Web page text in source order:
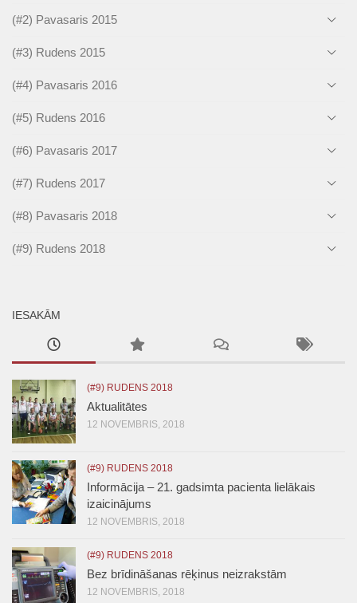
(#2) Pavasaris 2015
(#3) Rudens 2015
(#4) Pavasaris 2016
(#5) Rudens 2016
(#6) Pavasaris 2017
(#7) Rudens 2017
(#8) Pavasaris 2018
(#9) Rudens 2018
IESAKĀM
(#9) RUDENS 2018
Aktualitātes
12 NOVEMBRIS, 2018
(#9) RUDENS 2018
Informācija – 21. gadsimta pacienta lielākais
izaicinājums
12 NOVEMBRIS, 2018
(#9) RUDENS 2018
Bez brīdināšanas rēķinus neizrakstām
12 NOVEMBRIS, 2018